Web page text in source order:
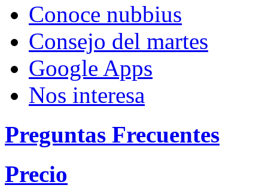
Conoce nubbius
Consejo del martes
Google Apps
Nos interesa
Preguntas Frecuentes
Precio